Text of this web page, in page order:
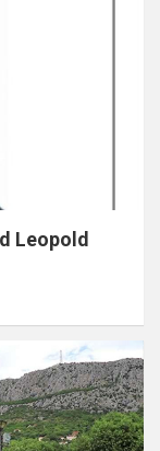
Leopold